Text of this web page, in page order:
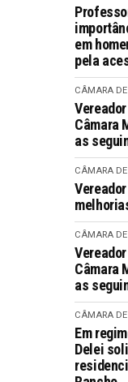
em
pela
CÂMARA
Câmara
as
CÂMARA
CÂMARA
Câmara
as
CÂMARA
Em
Delei